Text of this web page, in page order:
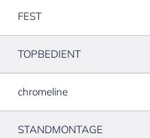
FEST
TOPBEDIENT
chromeline
STANDMONTAGE